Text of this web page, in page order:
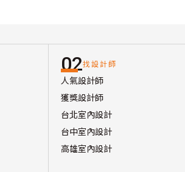
02找設計師
人氣設計師
獲獎設計師
台北室內設計
台中室內設計
高雄室內設計